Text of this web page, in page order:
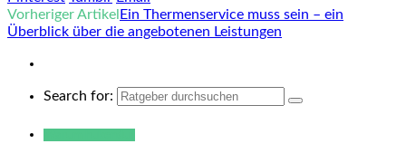
Vorheriger Artikel Ein Thermenservice muss sein – ein
Überblick über die angebotenen Leistungen
Search for: